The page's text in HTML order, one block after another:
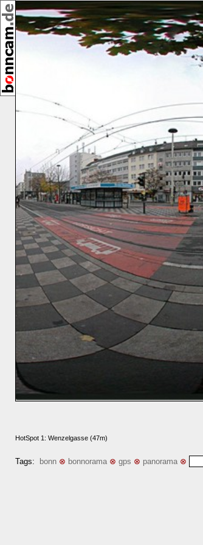
HotSpot 1: Wenzelgasse (47m)
Tags: bonn ⊗ bonnorama ⊗ gps ⊗ panorama ⊗